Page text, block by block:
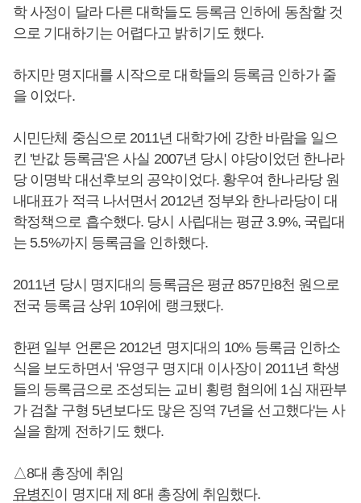
학 사정이 달라 다른 대학들도 등록금 인하에 동참할 것
으로 기대하기는 어렵다고 밝히기도 했다.
하지만 명지대를 시작으로 대학들의 등록금 인하가 줄
을 이었다.
시민단체 중심으로 2011년 대학가에 강한 바람을 일으
킨 '반값 등록금'은 사실 2007년 당시 야당이었던 한나라
당 이명박 대선후보의 공약이었다. 황우여 한나라당 원
내대표가 적극 나서면서 2012년 정부와 한나라당이 대
학정책으로 흡수했다. 당시 사립대는 평균 3.9%, 국립대
는 5.5%까지 등록금을 인하했다.
2011년 당시 명지대의 등록금은 평균 857만8천 원으로
전국 등록금 상위 10위에 랭크됐다.
한편 일부 언론은 2012년 명지대의 10% 등록금 인하소
식을 보도하면서 '유영구 명지대 이사장이 2011년 학생
들의 등록금으로 조성되는 교비 횡령 혐의에 1심 재판부
가 검찰 구형 5년보다도 많은 징역 7년을 선고했다'는 사
실을 함께 전하기도 했다.
△8대 총장에 취임
유병진이 명지대 제 8대 총장에 취임했다.